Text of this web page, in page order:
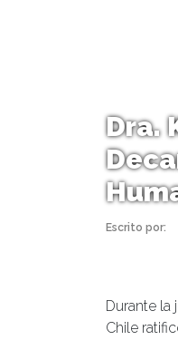
Dra.
Escrito por:
Durante la
Chile